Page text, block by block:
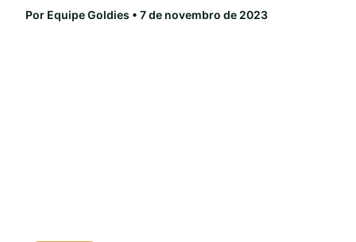
Por Equipe Goldies • 7 de novembro de 2023